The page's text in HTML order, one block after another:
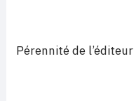
Pérennité de l’éditeur